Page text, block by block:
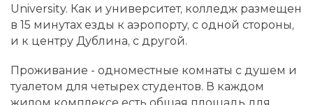
University. Как и университет, колледж размещен
в 15 минутах езды к аэропорту, с одной стороны,
и к центру Дублина, с другой.
Проживание - одноместные комнаты с душем и
туалетом для четырех студентов. В каждом